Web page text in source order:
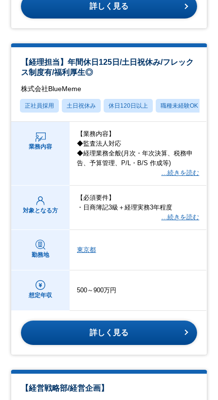
詳しく見る
【経理担当】年間休日125日/土日祝休み/フレック
ス制度有/福利厚生◎
株式会社BlueMeme
正社員採用 土日祝休み 休日120日以上 職種未経験OK
業務内容
【業務内容】
◆監査法人対応
◆経理業務全般(月次・年次決算、税務申
告、予算管理、P/L・B/S 作成等)
…続きを読む
対象となる方
【必須要件】
・日商簿記3級＋経理実務3年程度
…続きを読む
勤務地
東京都
想定年収
500～900万円
詳しく見る
【経営戦略部/経営企画】